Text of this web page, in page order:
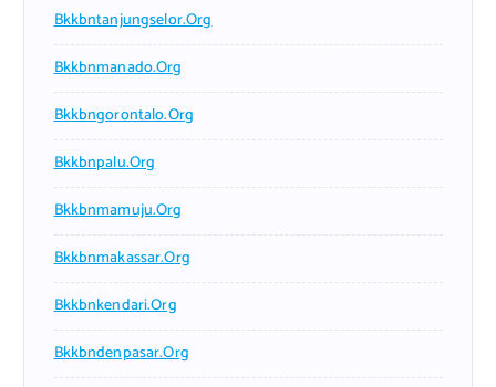
Bkkbntanjungselor.org
Bkkbnmanado.org
Bkkbngorontalo.org
Bkkbnpalu.org
Bkkbnmamuju.org
Bkkbnmakassar.org
Bkkbnkendari.org
Bkkbndenpasar.org